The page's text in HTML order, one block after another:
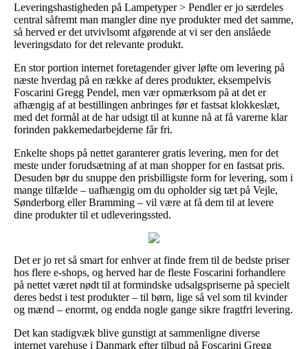
Leveringshastigheden på Lampetyper > Pendler er jo særdeles
central såfremt man mangler dine nye produkter med det samme,
så herved er det utvivlsomt afgørende at vi ser den anslåede
leveringsdato for det relevante produkt.
En stor portion internet foretagender giver løfte om levering på
næste hverdag på en række af deres produkter, eksempelvis
Foscarini Gregg Pendel, men vær opmærksom på at det er
afhængig af at bestillingen anbringes før et fastsat klokkeslæt,
med det formål at de har udsigt til at kunne nå at få varerne klar
forinden pakkemedarbejderne får fri.
Enkelte shops på nettet garanterer gratis levering, men for det
meste under forudsætning af at man shopper for en fastsat pris.
Desuden bør du snuppe den prisbilligste form for levering, som i
mange tilfælde – uafhængig om du opholder sig tæt på Vejle,
Sønderborg eller Bramming – vil være at få dem til at levere
dine produkter til et udleveringssted.
Det er jo ret så smart for enhver at finde frem til de bedste priser
hos flere e-shops, og herved har de fleste Foscarini forhandlere
på nettet været nødt til at formindske udsalgspriserne på specielt
deres bedst i test produkter – til børn, lige så vel som til kvinder
og mænd – enormt, og endda nogle gange sikre fragtfri levering.
Det kan stadigvæk blive gunstigt at sammenligne diverse
internet varehuse i Danmark efter tilbud på Foscarini Gregg